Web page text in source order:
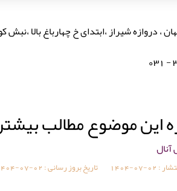
دروازه شیراز ،ابتدای خ چهارباغ بالا ،نبش
این موضوع مطالب
:
1404-07-02 تاریخ بروز رسانی :07-02